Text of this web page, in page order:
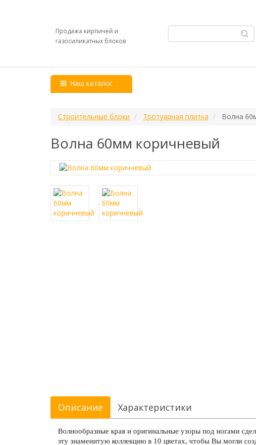
Продажа кирпичей и
газосиликатных блоков
Наш каталог
Строительные блоки Тротуарная плитка Волна
Волна 60мм коричневый
Описание Характеристики
Волнообразные края и оригинальные узоры под ногами
эту знаменитую коллекцию в 10 цветах, чтобы Вы могли